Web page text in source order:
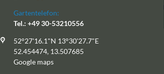
Gartentelefon:
Tel.: +49 30-53210556
52°27'16.1"N 13°30'27.7"E
52.454474, 13.507685
Google maps